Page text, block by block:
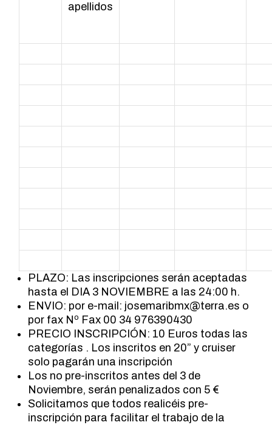
apellidos
PLAZO: Las inscripciones serán aceptadas
hasta el DIA 3 NOVIEMBRE a las 24:00 h.
ENVIO: por e-mail: josemaribmx@terra.es o
por fax Nº Fax 00 34 976390430
PRECIO INSCRIPCIÓN: 10 Euros todas las
categorías . Los inscritos en 20” y cruiser
solo pagarán una inscripción
Los no pre-inscritos antes del 3 de
Noviembre, serán penalizados con 5 €
Solicitamos que todos realicéis pre-
inscripción para facilitar el trabajo de la